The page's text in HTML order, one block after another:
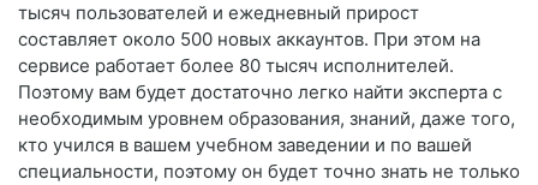
тысяч пользователей и ежедневный прирост
составляет около 500 новых аккаунтов. При этом на
сервисе работает более 80 тысяч исполнителей.
Поэтому вам будет достаточно легко найти эксперта с
необходимым уровнем образования, знаний, даже того,
кто учился в вашем учебном заведении и по вашей
специальности, поэтому он будет точно знать не только